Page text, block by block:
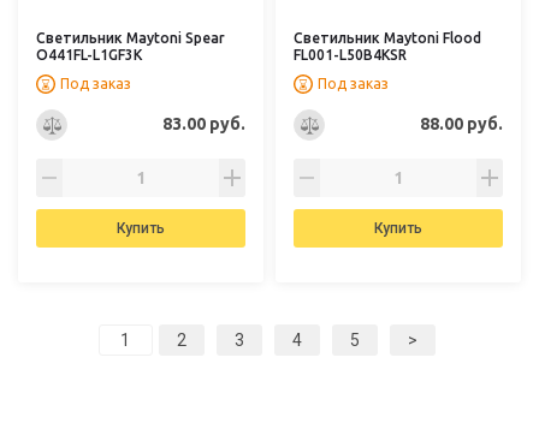
Светильник Maytoni Spear
O441FL-L1GF3K
Под заказ
83.00 руб.
Купить
Светильник Maytoni Flood
FL001-L50B4KSR
Под заказ
88.00 руб.
Купить
2 3 4 5 >